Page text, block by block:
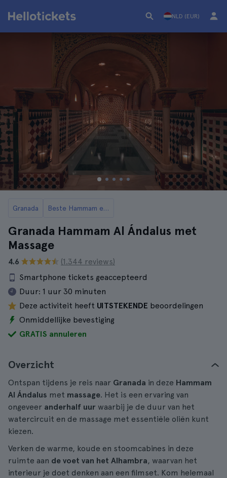
NLD (EUR)
Granada Beste Hammam en Spa in Granada
Granada Hammam Al Ándalus met
Massage
4.6
(1.344 reviews)
Smartphone tickets geaccepteerd
Duur: 1 uur 30 minuten
Deze activiteit heeft UITSTEKENDE beoordelingen
Onmiddellijke bevestiging
GRATIS annuleren
Overzicht
Ontspan tijdens je reis naar Granada in deze Hammam
Al Ándalus met massage. Het is een ervaring van
ongeveer anderhalf uur waarbij je de duur van het
watercircuit en de massage met essentiële oliën kunt
kiezen.
Verken de warme, koude en stoomcabines in deze
ruimte aan de voet van het Alhambra, waarvan het
interieur je doet denken aan een filmset. Kom helemaal